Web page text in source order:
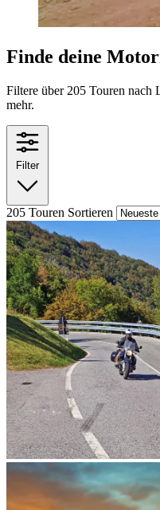
Finde deine
Filtere über 205 Touren nach
mehr.
Filter
205 Touren Sortieren